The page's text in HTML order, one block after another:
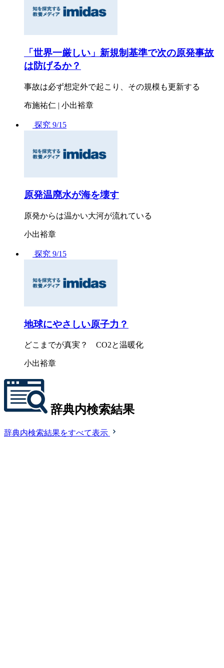
「世界一厳しい」新規制基準で次の原発事故
は防げるか？
事故は必ず想定外で起こり、その規模も更新する
布施祐仁 | 小出裕章
探究 9/15
原発温廃水が海を壊す
原発からは温かい大河が流れている
小出裕章
探究 9/15
地球にやさしい原子力？
どこまでが真実？ CO2と温暖化
小出裕章
辞典内検索結果
辞典内検索結果をすべて表示